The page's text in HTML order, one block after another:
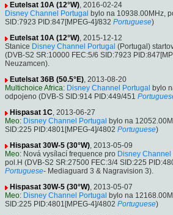
Eutelsat 10A (12°W), 2016-02-24
Disney Channel Portugal bylo na 10938.00MHz,
SID:7923 PID:847[MPEG-4]/832 Portuguese)
Eutelsat 10A (12°W), 2015-12-12
Stanice Disney Channel Portugal (Portugal)
(DVB-S2 SR:10000 FEC:5/6 SID:7923
Neuzamcen).
Eutelsat 36B (50.5°E), 2013-08-20
Multichoice Africa: Disney Channel Portugal bylo
odpojeno (DVB-S SID:914 PID:449/451
Hispasat 1C, 2013-06-27
Meo: Disney Channel Portugal bylo na
SID:225 PID:4801[MPEG-4]/4802 Portuguese)
Hispasat 30W-5 (30°W), 2013-05-09
Meo: Nová vysílací frequence pro Disney Channel
pol.H (DVB-S2 SR:27500 FEC:3/4 SID:225
Portuguese- Mediaguard 3 & Nagravision 3).
Hispasat 30W-5 (30°W), 2013-05-07
Meo: Disney Channel Portugal bylo na
SID:225 PID:4801[MPEG-4]/4802 Portuguese)